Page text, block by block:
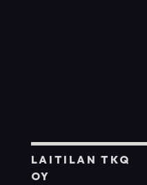
LAITILAN TKQ
OY